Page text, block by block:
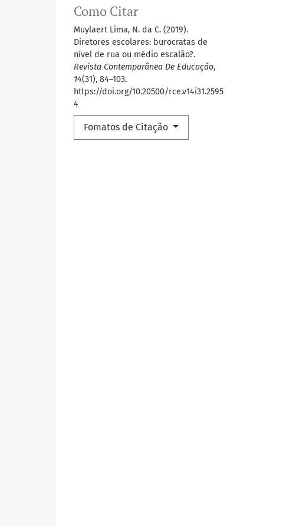
Como Citar
Muylaert Lima, N. da C. (2019).
Diretores escolares: burocratas de
nível de rua ou médio escalão?.
Revista Contemporânea De Educação,
14(31), 84–103.
https://doi.org/10.20500/rce.v14i31.2595
4
Fomatos de Citação